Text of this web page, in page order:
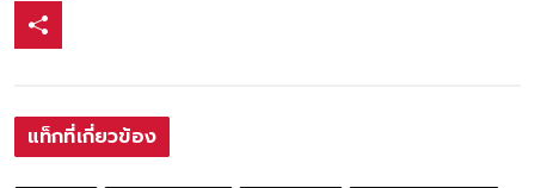
แท็กที่เกี่ยวข้อง